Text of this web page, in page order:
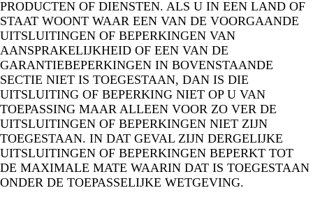
PRODUCTEN OF DIENSTEN. ALS U IN EEN LAND OF
STAAT WOONT WAAR EEN VAN DE VOORGAANDE
UITSLUITINGEN OF BEPERKINGEN VAN
AANSPRAKELIJKHEID OF EEN VAN DE
GARANTIEBEPERKINGEN IN BOVENSTAANDE
SECTIE NIET IS TOEGESTAAN, DAN IS DIE
UITSLUITING OF BEPERKING NIET OP U VAN
TOEPASSING MAAR ALLEEN VOOR ZO VER DE
UITSLUITINGEN OF BEPERKINGEN NIET ZIJN
TOEGESTAAN. IN DAT GEVAL ZIJN DERGELIJKE
UITSLUITINGEN OF BEPERKINGEN BEPERKT TOT
DE MAXIMALE MATE WAARIN DAT IS TOEGESTAAN
ONDER DE TOEPASSELIJKE WETGEVING.